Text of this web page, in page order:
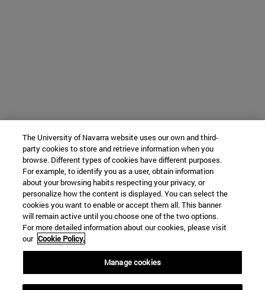
The University of Navarra website uses our own and third-
party cookies to store and retrieve information when you
browse. Different types of cookies have different purposes.
For example, to identify you as a user, obtain information
about your browsing habits respecting your privacy, or
personalize how the content is displayed. You can select the
cookies you want to enable or accept them all. This banner
will remain active until you choose one of the two options.
For more detailed information about our cookies, please visit
our Cookie Policy.
Manage cookies